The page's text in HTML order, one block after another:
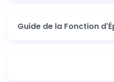
Guide de la Fonction